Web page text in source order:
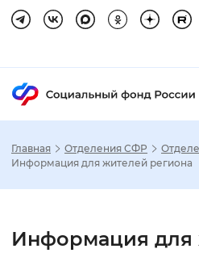
Главная Отделения СФР
Информация для жителей региона
Информация для